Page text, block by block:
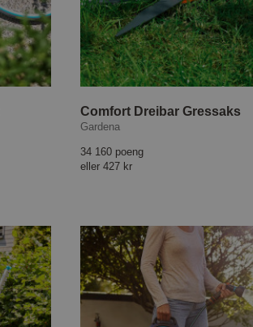
Comfort Dreibar Gressaks
Gardena
34 160 poeng
eller 427 kr